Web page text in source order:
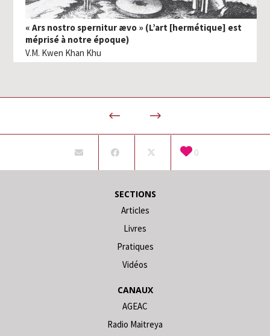
« Ars nostro spernitur ævo » (L’art [hermétique] est
méprisé à notre époque)
V.M. Kwen Khan Khu
0
SECTIONS
Articles
Livres
Pratiques
Vidéos
CANAUX
AGEAC
Radio Maitreya